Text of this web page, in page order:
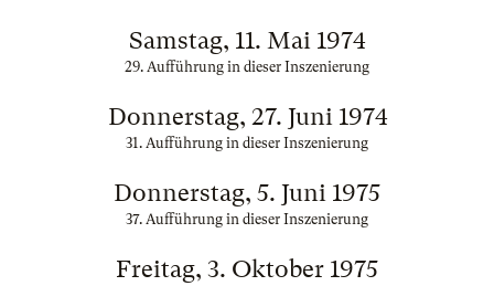
Samstag, 11. Mai 1974
29. Aufführung in dieser Inszenierung
Donnerstag, 27. Juni 1974
31. Aufführung in dieser Inszenierung
Donnerstag, 5. Juni 1975
37. Aufführung in dieser Inszenierung
Freitag, 3. Oktober 1975